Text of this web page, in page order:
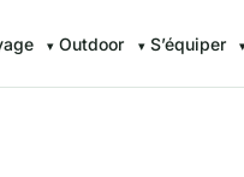
Outdoor S’équiper